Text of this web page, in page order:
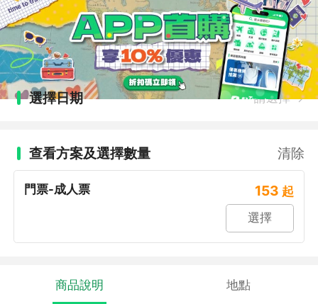
選擇日期 請選擇
查看方案及選擇數量 清除
門票-成人票 153 起
選擇
商品說明 地點